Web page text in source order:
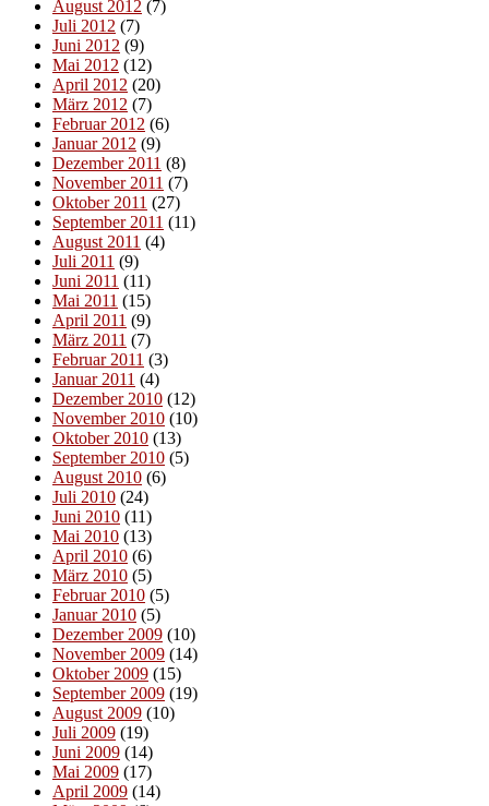
August 2012 (7)
Juli 2012 (7)
Juni 2012 (9)
Mai 2012 (12)
April 2012 (20)
März 2012 (7)
Februar 2012 (6)
Januar 2012 (9)
Dezember 2011 (8)
November 2011 (7)
Oktober 2011 (27)
September 2011 (11)
August 2011 (4)
Juli 2011 (9)
Juni 2011 (11)
Mai 2011 (15)
April 2011 (9)
März 2011 (7)
Februar 2011 (3)
Januar 2011 (4)
Dezember 2010 (12)
November 2010 (10)
Oktober 2010 (13)
September 2010 (5)
August 2010 (6)
Juli 2010 (24)
Juni 2010 (11)
Mai 2010 (13)
April 2010 (6)
März 2010 (5)
Februar 2010 (5)
Januar 2010 (5)
Dezember 2009 (10)
November 2009 (14)
Oktober 2009 (15)
September 2009 (19)
August 2009 (10)
Juli 2009 (19)
Juni 2009 (14)
Mai 2009 (17)
April 2009 (14)